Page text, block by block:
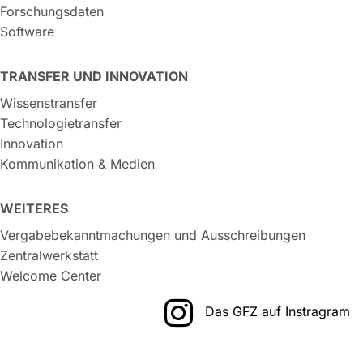
Forschungsdaten
Software
TRANSFER UND INNOVATION
Wissenstransfer
Technologietransfer
Innovation
Kommunikation & Medien
WEITERES
Vergabebekanntmachungen und Ausschreibungen
Zentralwerkstatt
Welcome Center
Das GFZ auf Instragram